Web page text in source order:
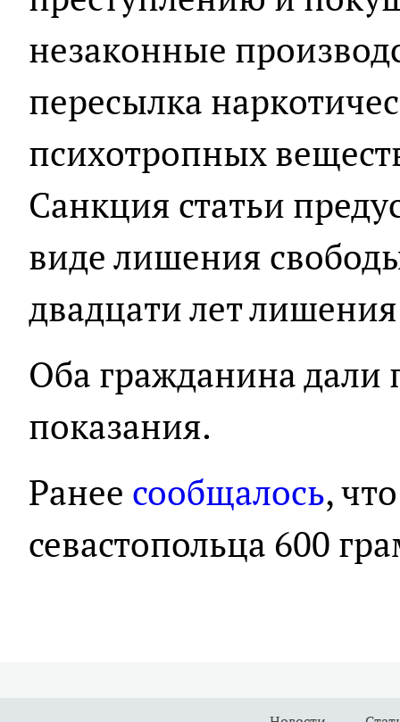
незаконные
пересылка
психотропных
Санкция статьи
виде лишения
двадцати лет
Оба гражданина дали
показания.
Ранее сообщалось,
севастопольца 600